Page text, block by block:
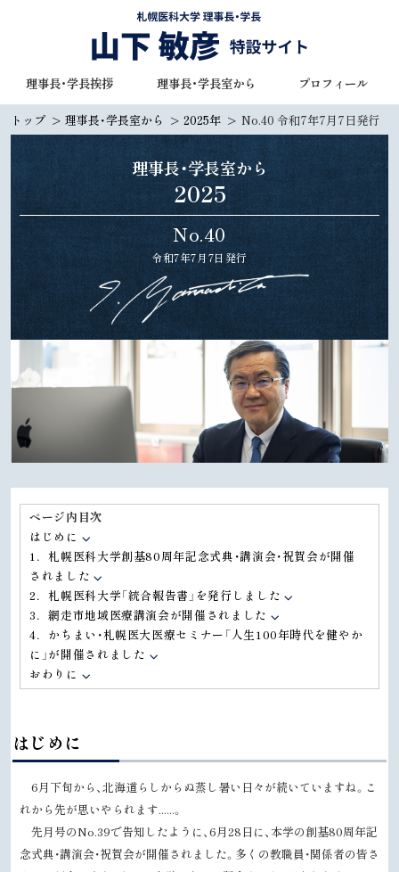
ニ
ュ
ー
札幌医科大学 理事長・学長
山下 敏彦 特設サイト
理事長・学長挨拶 理事長・学長室から プロフィール
トップ 理事長・学長室から 2025年 No.40 令和7年7月7日発行
理事長・学長室から
2025
No.40
令和7年7月7日発行
ページ内目次
はじめに
1．札幌医科大学創基80周年記念式典・講演会・祝賀会が開催
されました
2．札幌医科大学「統合報告書」を発行しました
3．網走市地域医療講演会が開催されました
4．かちまい・札幌医大医療セミナー「人生100年時代を健やか
に」が開催されました
おわりに
はじめに
6月下旬から、北海道らしからぬ蒸し暑い日々が続いていますね。こ
れから先が思いやられます......。
先月号のNo.39で告知したように、6月28日に、本学の創基80周年記
念式典・講演会・祝賀会が開催されました。多くの教職員・関係者の皆さ